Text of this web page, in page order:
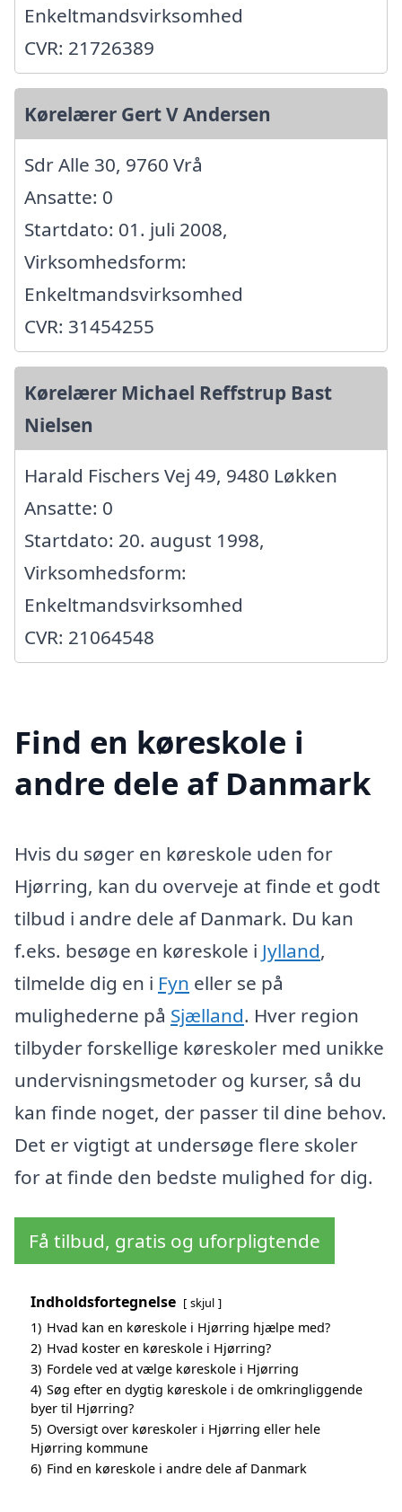
Enkeltmandsvirksomhed
CVR: 21726389
Kørelærer Gert V Andersen
Sdr Alle 30, 9760 Vrå
Ansatte: 0
Startdato: 01. juli 2008,
Virksomhedsform:
Enkeltmandsvirksomhed
CVR: 31454255
Kørelærer Michael Reffstrup Bast
Nielsen
Harald Fischers Vej 49, 9480 Løkken
Ansatte: 0
Startdato: 20. august 1998,
Virksomhedsform:
Enkeltmandsvirksomhed
CVR: 21064548
Find en køreskole i
andre dele af Danmark
Hvis du søger en køreskole uden for
Hjørring, kan du overveje at finde et godt
tilbud i andre dele af Danmark. Du kan
f.eks. besøge en køreskole i Jylland,
tilmelde dig en i Fyn eller se på
mulighederne på Sjælland. Hver region
tilbyder forskellige køreskoler med unikke
undervisningsmetoder og kurser, så du
kan finde noget, der passer til dine behov.
Det er vigtigt at undersøge flere skoler
for at finde den bedste mulighed for dig.
Få tilbud, gratis og uforpligtende
Indholdsfortegnelse skjul
1) Hvad kan en køreskole i Hjørring hjælpe med?
2) Hvad koster en køreskole i Hjørring?
3) Fordele ved at vælge køreskole i Hjørring
4) Søg efter en dygtig køreskole i de omkringliggende
byer til Hjørring?
5) Oversigt over køreskoler i Hjørring eller hele
Hjørring kommune
6) Find en køreskole i andre dele af Danmark